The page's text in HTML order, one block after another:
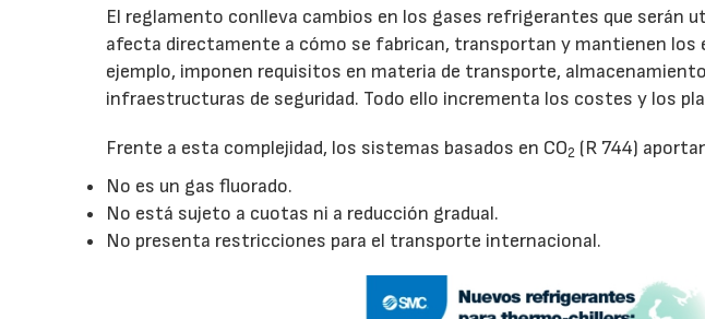
El reglamento conlleva cambios en los gases refrigerantes que serán
afecta directamente a cómo se fabrican, transportan y mantienen los
ejemplo, imponen requisitos en materia de transporte,
infraestructuras de seguridad. Todo ello incrementa los costes y los
Frente a esta complejidad, los sistemas basados en CO2 (R 744)
No es un gas fluorado.
No está sujeto a cuotas ni a reducción gradual.
No presenta restricciones para el transporte internacional.